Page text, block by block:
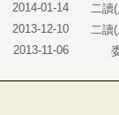
2014-01-14 二讀
2013-12-10 二讀
2013-11-06